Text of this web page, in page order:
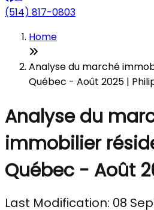
(514) 817-0803
Home
Analyse du marché
Québec - Août 2025 |
Analyse du
immobilier
Québec - Août
Last Modification: 08